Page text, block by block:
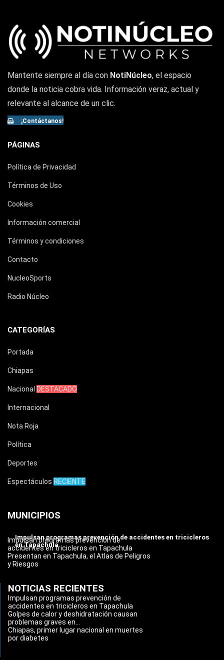
Mantente siempre al día con NotiNúcleo, el espacio
donde la noticia cobra vida. Información veraz, actual y
relevante al alcance de un clic.
¡Contáctanos!
PÁGINAS
Política de Privacidad
Términos de Uso
Cookies
Información comercial
Términos y condiciones
Contacto
NucleoSports
Radio Núcleo
CATEGORÍAS
Portada
Chiapas
Nacional DESTACADO
Internacional
Nota Roja
Política
Deportes
Espectáculos RECIENTE
MUNICIPIOS
Impulsan programas prevención de accidentes en tricicleros
en Tapachula
Impulsan programas prevención de
accidentes en tricicleros en Tapachula
Presentan en Tapachula, el Atlas de Peligros
y Riesgos
NOTICIAS RECIENTES
Impulsan programas prevención de
accidentes en tricicleros en Tapachula
Golpes de calor y deshidratación causan
problemas graves en...
Chiapas, primer lugar nacional en muertes
por diabetes